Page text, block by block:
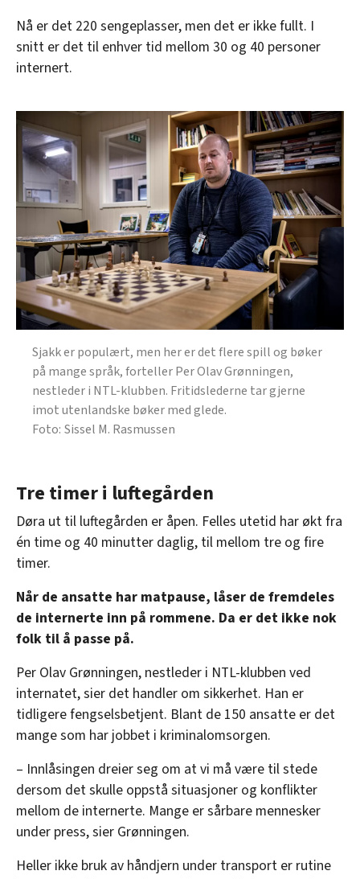
Nå er det 220 sengeplasser, men det er ikke fullt. I
snitt er det til enhver tid mellom 30 og 40 personer
internert.
Sjakk er populært, men her er det flere spill og bøker
på mange språk, forteller Per Olav Grønningen,
nestleder i NTL-klubben. Fritidslederne tar gjerne
imot utenlandske bøker med glede.
Sissel M. Rasmussen
Tre timer i luftegården
Døra ut til luftegården er åpen. Felles utetid har økt fra
én time og 40 minutter daglig, til mellom tre og fire
timer.
Når de ansatte har matpause, låser de fremdeles
de internerte inn på rommene. Da er det ikke nok
folk til å passe på.
Per Olav Grønningen, nestleder i NTL-klubben ved
internatet, sier det handler om sikkerhet. Han er
tidligere fengselsbetjent. Blant de 150 ansatte er det
mange som har jobbet i kriminalomsorgen.
– Innlåsingen dreier seg om at vi må være til stede
dersom det skulle oppstå situasjoner og konflikter
mellom de internerte. Mange er sårbare mennesker
under press, sier Grønningen.
Heller ikke bruk av håndjern under transport er rutine